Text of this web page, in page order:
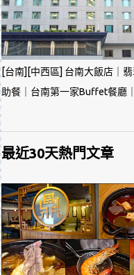
[台南][中西區] 台南大飯店｜
助餐｜台南第一家Buffet餐廳
最近30天熱門文章